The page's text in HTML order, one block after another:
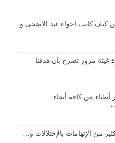
كيف كانت اجواء عيد الاضحى و
غيثة مزور تصرح بأن هدفنا
أطباء من كافة أنحاء
من الإتهامات بالإختلالات و…